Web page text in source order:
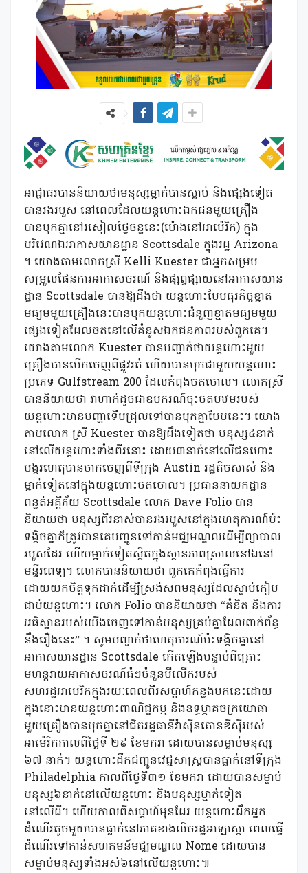
អាជ្ញាធរបាននិយាយថាមនុស្សម្នាក់បានស្លាប់ និងផ្សេងទៀត
បានរងរបួស នៅពេលដែលយន្តហោះឯកជនមួយគ្រឿង
បានបុកគ្នានៅរសៀលថ្ងៃចន្ទនេះ(ម៉ោងនៅអាម៉េរិក) ក្នុង
បរិវេណឯអាកាសយានដ្ឋាន Scottsdale ក្នុងរដ្ឋ Arizona
។ យោងតាមលោកស្រី Kelli Kuester ជាអ្នកសម្រប
សម្រួលផែនការអាកាសចរណ៍ និងផ្សព្វផ្សាយនៅអាកាសយាន
ដ្ឋាន Scottsdale បានឱ្យដឹងថា យន្តហោះបែបធុរកិច្ចខ្នាត
មធ្យមមួយគ្រឿងនេះបានបុកយន្តហោះជំនួញខ្នាតមធ្យមមួយ
ផ្សេងទៀតដែលចតនៅលើគំនូសឯកជនភាពរបស់ពួកគេ។
យោងតាមលោក Kuester បានបញ្ជាក់ថាយន្តហោះមួយ
គ្រឿងបានបើកចេញពីផ្លូវរត់ ហើយបានបុកជាមួយយន្តហោះ
ប្រភេទ Gulfstream 200 ដែលកំពុងចតចោល។ លោកស្រី
បាននិយាយថា វាហាក់ដូចជាឧបករណ៍ចុះចតបឋមរបស់
យន្តហោះមានបញ្ហាទើបជ្រុលទៅបានបុកគ្នាបែបនេះ។ យោង
តាមលោក ស្រី Kuester បានឱ្យដឹងទៀតថា មនុស្ស៤នាក់
នៅលើយន្តហោះទាំងពីរនោះ ដោយ៣នាក់នៅលើជនហោះ
បង្ករហេតុបានចាកចេញពីទីក្រុង Austin រដ្ឋតិចសាស់ និង
ម្នាក់ទៀតនៅក្នុងយន្តហោះចតចោល។ ប្រធាននាយកដ្ឋាន
ពន្លត់អគ្គីភ័យ Scottsdale លោក Dave Folio បាន
និយាយថា មនុស្សពីរនាស់បានរងរបួសនៅក្នុងហេតុការណ៍ប៉ះ
ទង្គិចគ្នាក៏ត្រូវបានគេបញ្ជូនទៅកាន់មជ្ឈមណ្ឌលដើម្បីព្យាបាល
របួសដែរ ហើយម្នាក់ទៀតស្ថិតក្នុងស្ថានភាពស្រាលនៅឯនៅ
មន្ទីរពេទ្យ។ លោកបាននិយាយថា ពួកគេកំពុងធ្វើការ
ដោយយកចិត្តទុកដាក់ដើម្បីស្រង់សពមនុស្សដែលស្លាប់កៀប
ជាប់យន្តហោះ។ លោក Folio បាននិយាយថា “គំនិត និងការ
អធិស្ឋានរបស់យើងចេញទៅកាន់មនុស្សគ្រប់គ្នាដែលពាក់ព័ន្ធ
នឹងរឿងនេះ” ។ សូមបញ្ជាក់ថាហេតុការណ៍ប៉ះទង្គិចគ្នានៅ
អាកាសយានដ្ឋាន Scottsdale កើតឡើងបន្ទាប់ពីគ្រោះ
មហន្តរាយអាកាសចរណ៍ធំៗចំនួនបីលើករបស់
សហរដ្ឋអាមេរិកក្នុងរយៈពេលពីរសប្តាហ៍កន្លងមកនេះដោយ
ក្នុងនោះមានយន្តហោះពាណិជ្ជកម្ម និងឧទ្ធម្ភាគចក្រយោធា
មួយគ្រឿងបានបុកគ្នានៅជិតរដ្ឋធានីវ៉ាស៊ីនតោនឌីស៊ីរបស់
អាម៉េរិកកាលពីថ្ងៃទី ២៩ ខែមករា ដោយបានសម្លាប់មនុស្ស
៦៧ នាក់។ យន្តហោះដឹកជញ្ជូនវេជ្ជសាស្រ្តបានធ្លាក់នៅទីក្រុង
Philadelphia កាលពីថ្ងៃទី៣១ ខែមករា ដោយបានសម្លាប់
មនុស្ស៦នាក់នៅលើយន្តហោះ និងមនុស្សម្នាក់ទៀត
នៅលើដី។ ហើយកាលពីសប្តាហ៍មុនដែរ យន្តហោះដឹកអ្នក
ដំណើរតូចមួយបានធ្លាក់នៅភាគខាងលិចរដ្ឋអាឡាស្កា ពេលធ្វើ
ដំណើរទៅកាន់សហគមន៍មជ្ឈមណ្ឌល Nome ដោយបាន
សម្លាប់មនុស្សទាំងអស់៦នៅលើយន្តហោះ៕